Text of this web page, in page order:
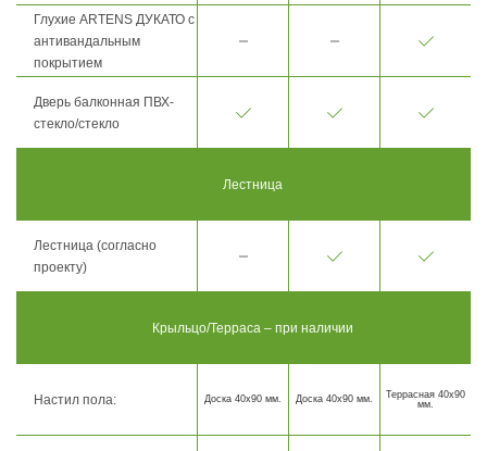
Глухие ARTENS ДУКАТО с
антивандальным
покрытием
Дверь балконная ПВХ-
стекло/стекло
Лестница
Лестница (согласно
проекту)
Крыльцо/Терраса – при наличии
Настил пола: Доска 40х90 мм. Доска 40х90 мм.
Террасная 40х90
мм.